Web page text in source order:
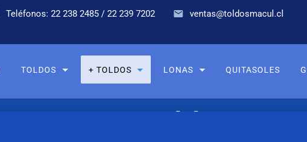
Teléfonos: 22 238 2485 / 22 239 7202 ventas@toldosmacul.cl
TOLDOS + TOLDOS LONAS QUITASOLES
+ Toldos